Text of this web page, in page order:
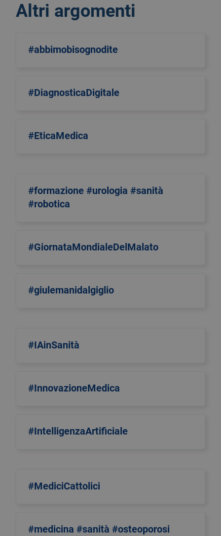
Altri argomenti
#abbimobisognodite
#DiagnosticaDigitale
#EticaMedica
#formazione #urologia #sanità
#robotica
#GiornataMondialeDelMalato
#giulemanidalgiglio
#IAinSanità
#InnovazioneMedica
#IntelligenzaArtificiale
#MediciCattolici
#medicina #sanità #osteoporosi